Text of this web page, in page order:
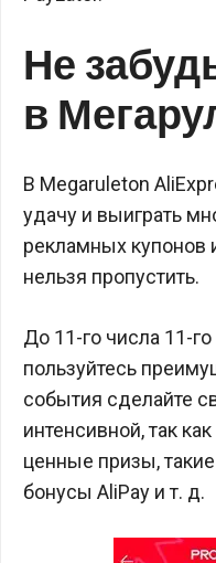
Не
в
В Megaruleton
удачу и выиграть
рекламных купонов
нельзя пропустить.
До 11-го числа 11-го
пользуйтесь
события сделайте
интенсивной, так
ценные призы,
бонусы AliPay и т. д.